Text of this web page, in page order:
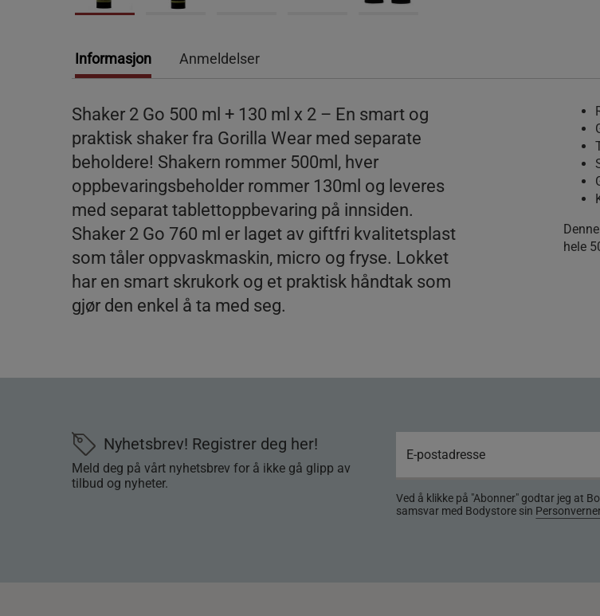
Informasjon Anmeldelser
Shaker 2 Go 500 ml + 130 ml x 2 – En smart og
praktisk shaker fra Gorilla Wear med separate
beholdere! Shakern rommer 500ml, hver
oppbevaringsbeholder rommer 130ml og leveres
med separat tablettoppbevaring på innsiden.
Shaker 2 Go 760 ml er laget av giftfri kvalitetsplast
som tåler oppvaskmaskin, micro og fryse. Lokket
har en smart skrukork og et praktisk håndtak som
gjør den enkel å ta med seg.
hele
Nyhetsbrev! Registrer deg her!
Meld deg på vårt nyhetsbrev for å ikke gå glipp av
tilbud og nyheter.
Ved å klikke på "Abonner" godtar jeg at
samsvar med Bodystore sin